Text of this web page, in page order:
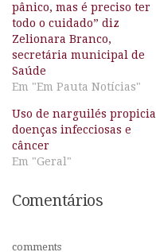
pânico, mas é preciso ter
todo o cuidado” diz
Zelionara Branco,
secretária municipal de
Saúde
Em "Em Pauta Notícias"
Uso de narguilés propicia
doenças infecciosas e
câncer
Em "Geral"
Comentários
comments